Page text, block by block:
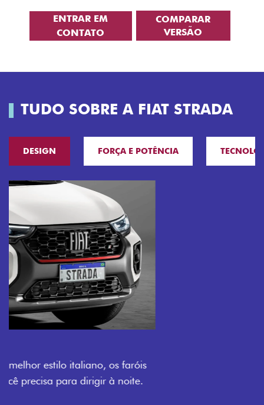
ENTRAR EM
CONTATO
COMPARAR
VERSÃO
TUDO SOBRE A FIAT STRADA
DESIGN FORÇA E POTÊNCIA
PORTAS
Todo mundo pode viajar confortável na Fiat Strada,